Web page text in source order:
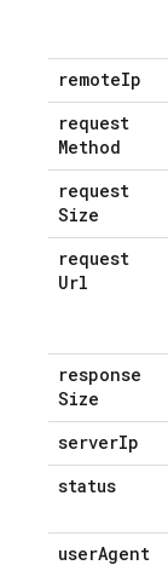
remoteIp
request
Method
request
Size
request
Url
response
Size
serverIp
status
userAgent